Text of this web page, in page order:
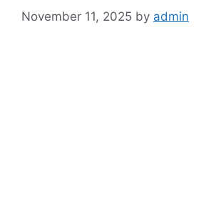
November 11, 2025 by admin